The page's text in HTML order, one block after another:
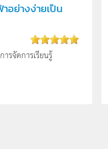
อย่างง่ายเป็น
รจัดการเรียนรู้